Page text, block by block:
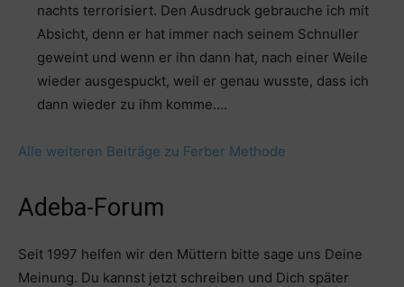
nachts terrorisiert. Den Ausdruck gebrauche ich mit
Absicht, denn er hat immer nach seinem Schnuller
geweint und wenn er ihn dann hat, nach einer Weile
wieder ausgespuckt, weil er genau wusste, dass ich
dann wieder zu ihm komme….
Alle weiteren Beiträge zu Ferber Methode
Adeba-Forum
Seit 1997 helfen wir den Müttern bitte sage uns Deine
Meinung. Du kannst jetzt schreiben und Dich später